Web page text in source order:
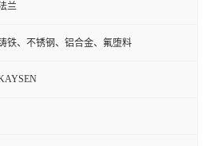
兰
铁、不锈钢、铝合金、氟堕料